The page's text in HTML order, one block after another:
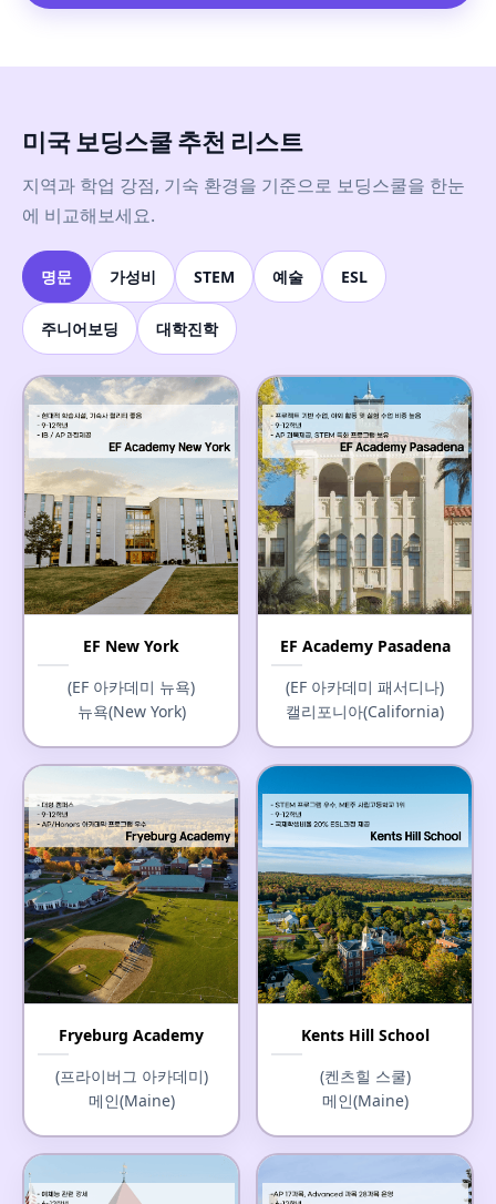
미국 보딩스쿨 추천 리스트
지역과 학업 강점, 기숙 환경을 기준으로 보딩스쿨을 한눈
에 비교해보세요.
명문 가성비 STEM 예술 ESL
주니어보딩 대학진학
EF New York
(EF 아카데미 뉴욕)
뉴욕(New York)
EF Academy Pasadena
(EF 아카데미 패서디나)
캘리포니아(California)
Fryeburg Academy
(프라이버그 아카데미)
메인(Maine)
Kents Hill School
(켄츠힐 스쿨)
메인(Maine)